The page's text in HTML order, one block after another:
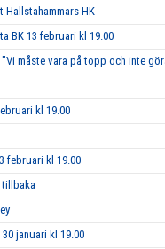
HK
BK 13 februari kl 19.00
måste vara på topp och inte
kl 19.00
februari kl 19.00
januari kl 19.00